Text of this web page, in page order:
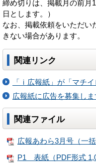
締め切りは、掲載月の前月
日とします。）
なお、掲載依頼をいただい
きない場合があります。
関連リンク
「ｉ広報紙」が「マチ
広報紙に広告を募集しま
関連ファイル
広報あわら3月号（一
P1 表紙（PDF形式